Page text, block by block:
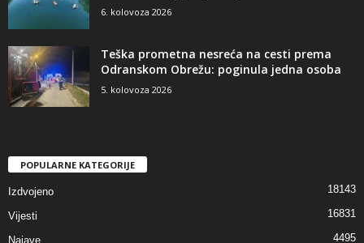
6. kolovoza 2026
Teška prometna nesreća na cesti prema
Odranskom Obrežu: poginula jedna osoba
5. kolovoza 2026
POPULARNE KATEGORIJE
Izdvojeno 18143
Vijesti 16831
Najave 4495